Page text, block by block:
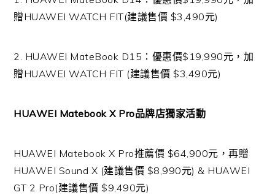
贈HUAWEI WATCH FIT(建議售價 $3,490元)
2. HUAWEI MateBook D15：優惠價$19,990元，加
贈HUAWEI WATCH FIT (建議售價 $3,490元)
HUAWEI Matebook X Pro品牌店獨家活動
HUAWEI Matebook X Pro推薦價 $64,900元，再贈
HUAWEI Sound X (建議售價 $8,990元) & HUAWEI
GT 2 Pro(建議售價 $9,490元)